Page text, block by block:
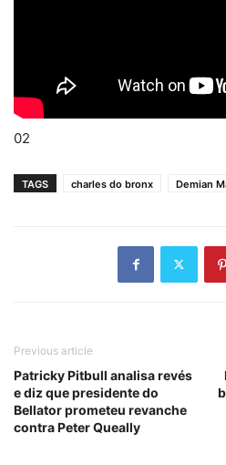
02
TAGS charles do bronx Demian
Previous article
Patricky Pitbull analisa revés
e diz que presidente do
Bellator prometeu revanche
contra Peter Queally